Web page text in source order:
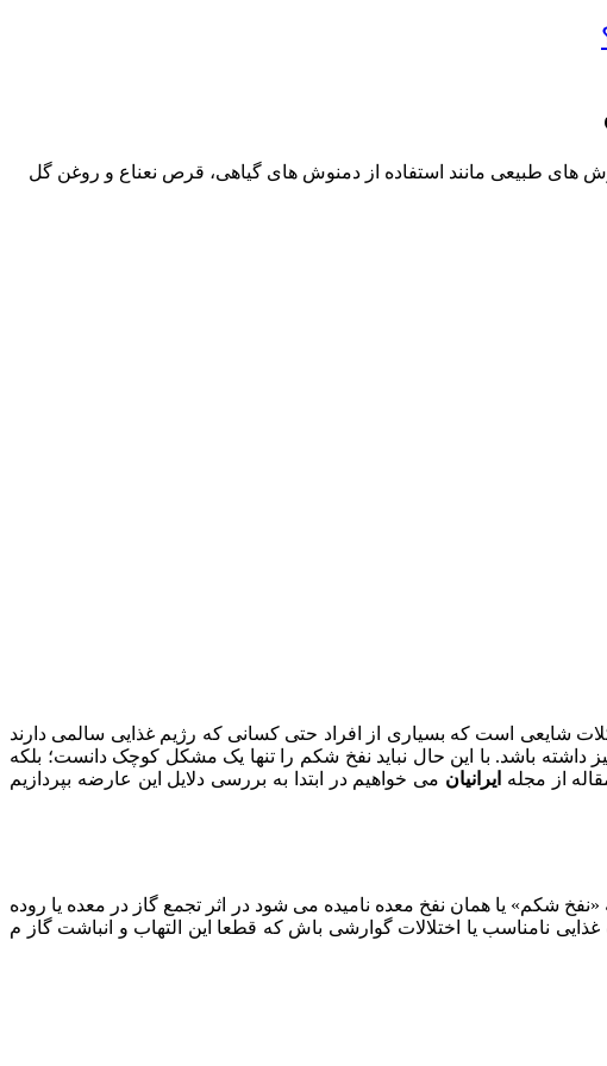
های طبیعی مانند استفاده از دمنوش های گیاهی، قرص نعناع و روغن گل
است که بسیاری از افراد حتی کسانی که رژیم غذایی سالمی دارند
باشد. با این حال نباید نفخ شکم را تنها یک مشکل کوچک دانست؛ بلکه
از مجله ایرانیان می خواهیم در ابتدا به بررسی دلایل این عارضه بپردازیم
شکم» یا همان نفخ معده نامیده می شود در اثر تجمع گاز در معده یا روده
نامناسب یا اختلالات گوارشی باش که قطعا این التهاب و انباشت گاز م